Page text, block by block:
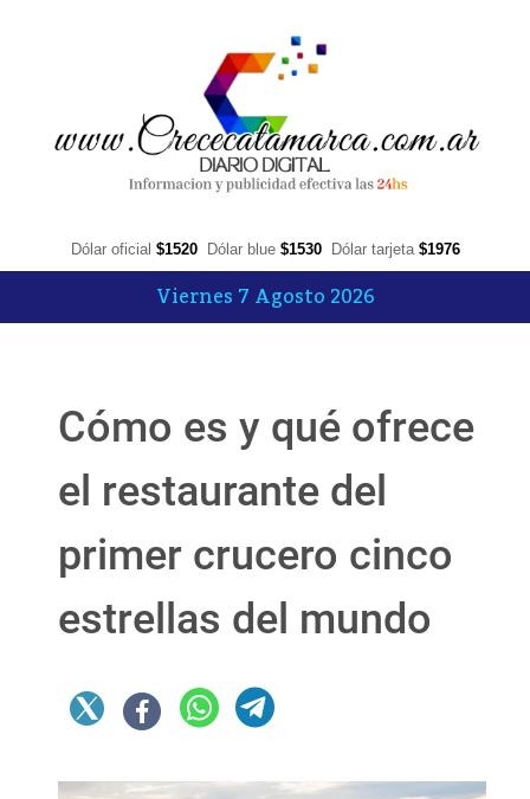
Dólar oficial $1520 Dólar blue $1530 Dólar tarjeta $1976
Viernes 7 Agosto 2026
Cómo es y qué ofrece
el restaurante del
primer crucero cinco
estrellas del mundo